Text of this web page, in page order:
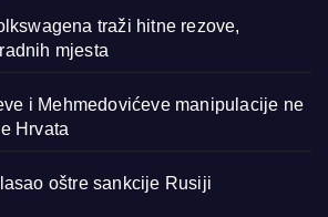
traži hitne rezove,
mjesta
i Mehmedovićeve manipulacije ne
Hrvata
oštre sankcije Rusiji